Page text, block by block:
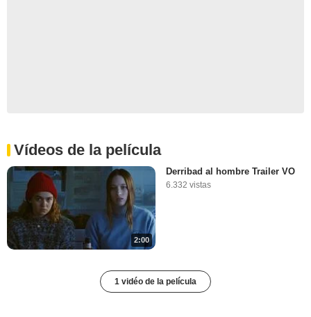
Vídeos de la película
2:00
Derribad al hombre Trailer VO
6.332 vistas
1 vidéo de la película